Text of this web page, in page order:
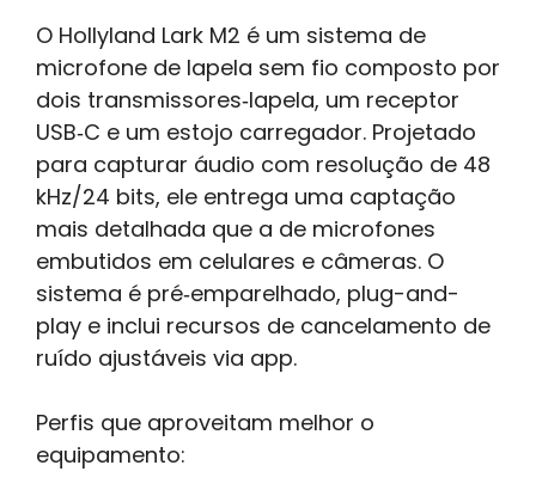
O Hollyland Lark M2 é um sistema de
microfone de lapela sem fio composto por
dois transmissores‑lapela, um receptor
USB‑C e um estojo carregador. Projetado
para capturar áudio com resolução de 48
kHz/24 bits, ele entrega uma captação
mais detalhada que a de microfones
embutidos em celulares e câmeras. O
sistema é pré‑emparelhado, plug-and-
play e inclui recursos de cancelamento de
ruído ajustáveis via app.
Perfis que aproveitam melhor o
equipamento: